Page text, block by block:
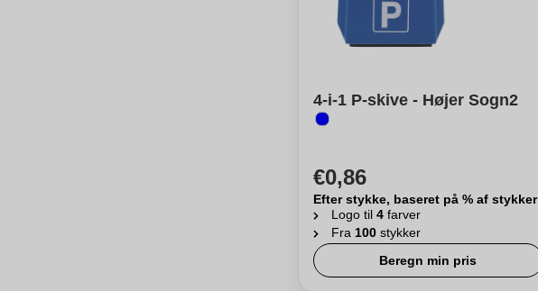
4-i-1 P-skive - Højer Sogn2
€0,86
Efter stykke, baseret på % af stykker
Logo til 4 farver
Fra 100 stykker
Beregn min pris